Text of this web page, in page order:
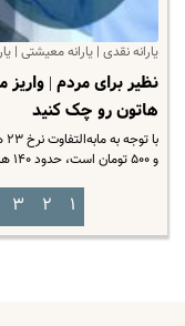
یارانه نقدی | یارانه معیشتی |
نظیر برای مردم |
هاتون رو چک کنید
و ۵۰۰ تومان است، حدود ۱۴۰ هزار میلیارد…
۱ ۲ ۳